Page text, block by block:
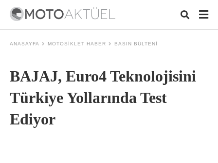
ANASAYFA MOTOSIKLET HABER BASIN BÜLTENI
BAJAJ, Euro4 Teknolojisini
Türkiye Yollarında Test
Ediyor